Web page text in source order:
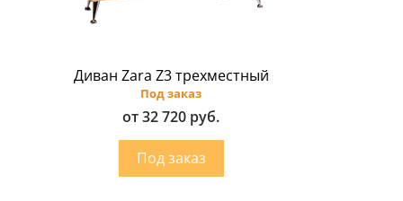
Диван Zara Z3 трехместный
Под заказ
от 32 720 руб.